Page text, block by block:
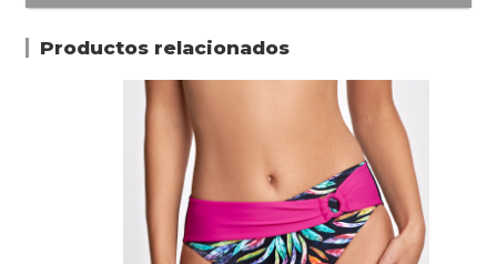
Productos relacionados